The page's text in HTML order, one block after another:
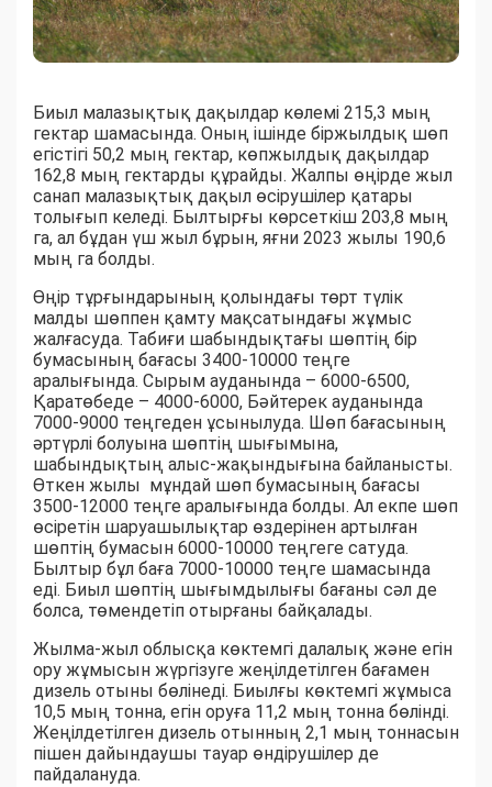
Биыл малазықтық дақылдар көлемі 215,3 мың
гектар шамасында. Оның ішінде біржылдық шөп
егістігі 50,2 мың гектар, көпжылдық дақылдар
162,8 мың гектарды құрайды. Жалпы өңірде жыл
санап малазықтық дақыл өсірушілер қатары
толығып келеді. Былтырғы көрсеткіш 203,8 мың
га, ал бұдан үш жыл бұрын, яғни 2023 жылы 190,6
мың га болды.
Өңір тұрғындарының қолындағы төрт түлік
малды шөппен қамту мақсатындағы жұмыс
жалғасуда. Табиғи шабындықтағы шөптің бір
бумасының бағасы 3400-10000 теңге
аралығында. Сырым ауданында – 6000-6500,
Қаратөбеде – 4000-6000, Бәйтерек ауданында
7000-9000 теңгеден ұсынылуда. Шөп бағасының
әртүрлі болуына шөптің шығымына,
шабындықтың алыс-жақындығына байланысты.
Өткен жылы мұндай шөп бумасының бағасы
3500-12000 теңге аралығында болды. Ал екпе шөп
өсіретін шаруашылықтар өздерінен артылған
шөптің бумасын 6000-10000 теңгеге сатуда.
Былтыр бұл баға 7000-10000 теңге шамасында
еді. Биыл шөптің шығымдылығы бағаны сәл де
болса, төмендетіп отырғаны байқалады.
Жылма-жыл облысқа көктемгі далалық және егін
ору жұмысын жүргізуге жеңілдетілген бағамен
дизель отыны бөлінеді. Биылғы көктемгі жұмыса
10,5 мың тонна, егін оруға 11,2 мың тонна бөлінді.
Жеңілдетілген дизель отынның 2,1 мың тоннасын
пішен дайындаушы тауар өндірушілер де
пайдалануда.